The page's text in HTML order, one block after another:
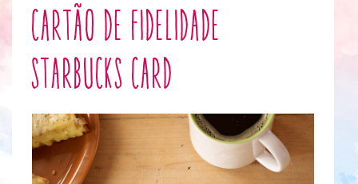
Cartão de Fidelidade
Starbucks Card